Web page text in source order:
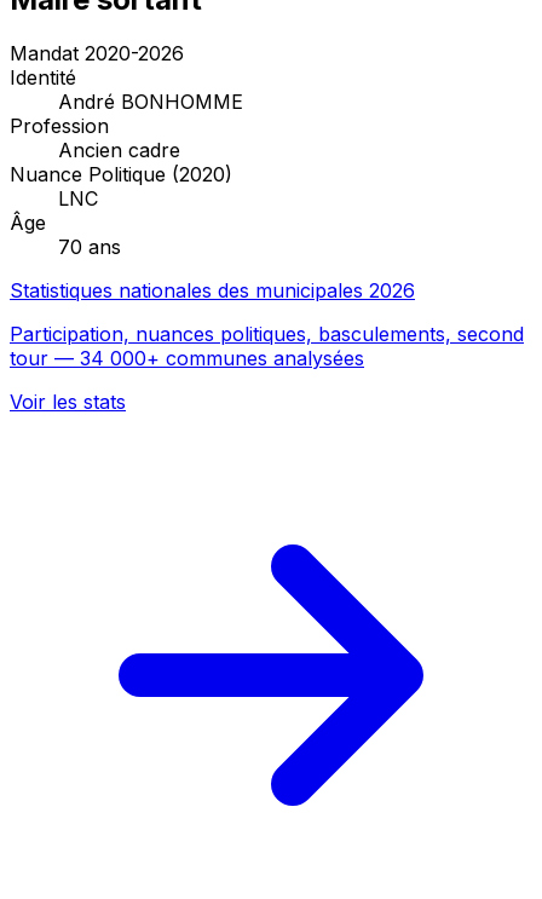
Mandat 2020-2026
Identité
André BONHOMME
Profession
Ancien cadre
Nuance Politique (2020)
LNC
Âge
70 ans
Statistiques nationales des municipales 2026
Participation, nuances politiques, basculements, second
tour — 34 000+ communes analysées
Voir les stats